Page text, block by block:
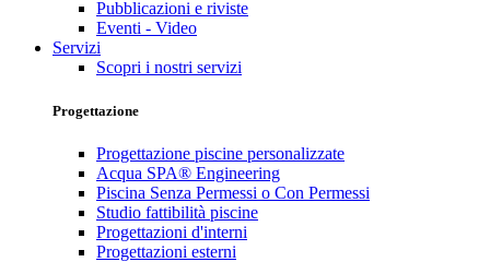
Pubblicazioni e riviste
Eventi - Video
Servizi
Scopri i nostri servizi
Progettazione
Progettazione piscine personalizzate
Acqua SPA® Engineering
Piscina Senza Permessi o Con Permessi
Studio fattibilità piscine
Progettazioni d'interni
Progettazioni esterni